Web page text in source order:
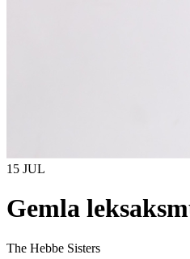
15 JUL
Gemla
The Hebbe Sisters